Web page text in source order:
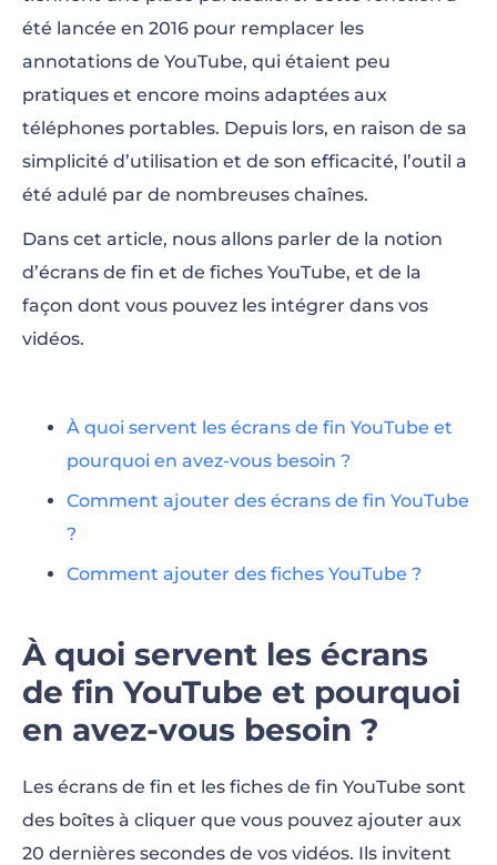
YouTube ?
Comment ajouter des fiches YouTube ?
été lancée en 2016 pour remplacer les
annotations de YouTube, qui étaient peu
pratiques et encore moins adaptées aux
téléphones portables. Depuis lors, en raison de sa
simplicité d’utilisation et de son efficacité, l’outil a
été adulé par de nombreuses chaînes.
Dans cet article, nous allons parler de la notion
d’écrans de fin et de fiches YouTube, et de la
façon dont vous pouvez les intégrer dans vos
vidéos.
À quoi servent les écrans de fin YouTube et
pourquoi en avez-vous besoin ?
Comment ajouter des écrans de fin YouTube
?
Comment ajouter des fiches YouTube ?
À quoi servent les écrans
de fin YouTube et pourquoi
en avez-vous besoin ?
Les écrans de fin et les fiches de fin YouTube sont
des boîtes à cliquer que vous pouvez ajouter aux
20 dernières secondes de vos vidéos. Ils invitent